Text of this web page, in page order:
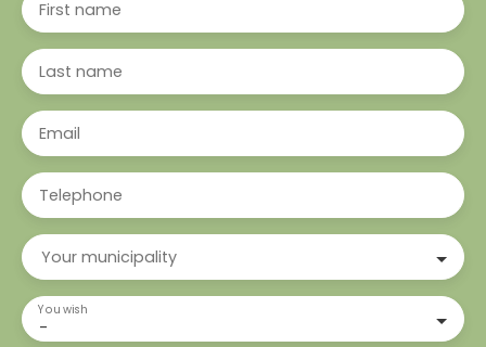
First name
Last name
Email
Telephone
Your municipality
-
You wish